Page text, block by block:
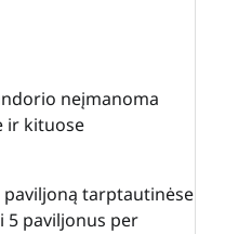
neįmanoma
ir kituose
tarptautinėse
5 paviljonus per